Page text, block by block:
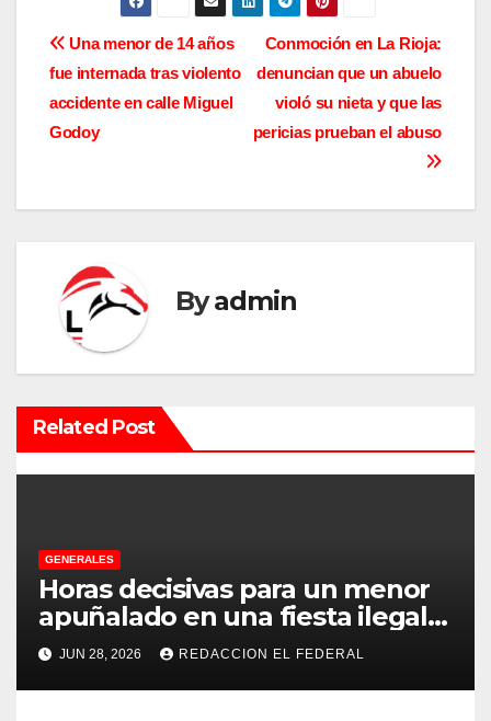
N
a
v
a
c
i
ó
n
e
e
n
t
Conmoción en La Rioja:
denuncian que un abuelo
violó su nieta y que las
pericias prueban el abuso
Una menor de 14 años
fue internada tras violento
accidente en calle Miguel
Godoy
Byadmin
Related Post
GENERALES
Horas decisivas para un menor
apuñalado en una fiesta ilegal
con más de 500 asistentes en
Chilecito
JUN 28, 2026 REDACCION EL FEDERAL